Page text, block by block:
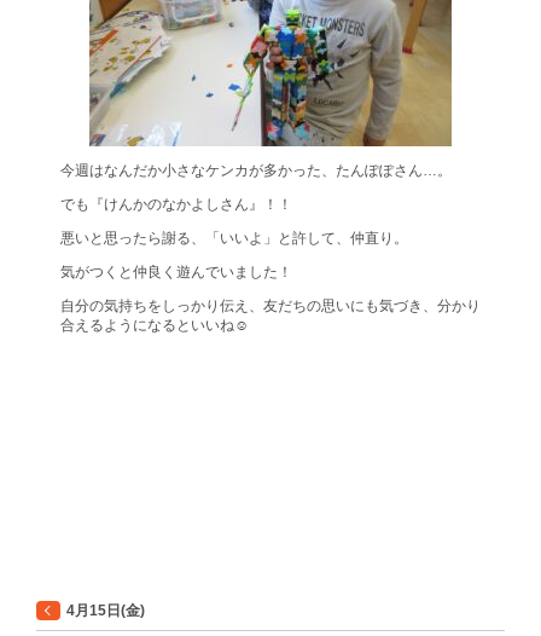
今週はなんだか小さなケンカが多かった、たんぽぽさん…。
でも『けんかのなかよしさん』！！
悪いと思ったら謝る、「いいよ」と許して、仲直り。
気がつくと仲良く遊んでいました！
自分の気持ちをしっかり伝え、友だちの思いにも気づき、分かり
合えるようになるといいね☺
4月15日(金)